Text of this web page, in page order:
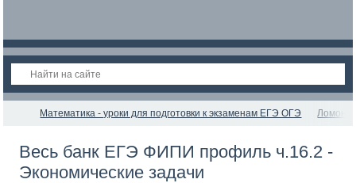
Математика - уроки для подготовки к экзаменам ЕГЭ ОГЭ
Весь банк ЕГЭ ФИПИ профиль ч.16.2 -
Экономические задачи